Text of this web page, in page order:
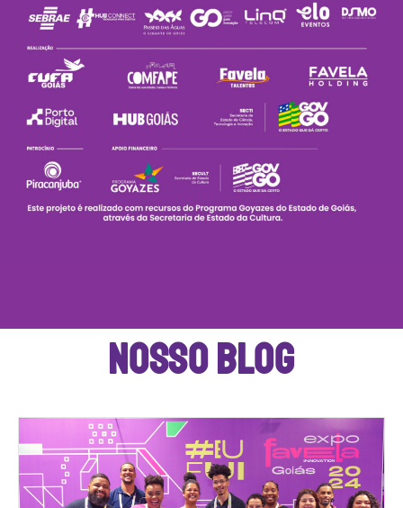
NOSSO BLOG